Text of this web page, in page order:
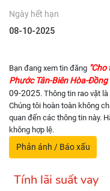
Ngày hết hạn
08-10-2025
Bạn đang xem tin đăng
Phước Tân-Biên Hòa-Đồng
09-2025. Thông tin rao vặt
Chúng tôi hoàn toàn không
quan đến các thông tin này.
không hợp lệ.
Phản ánh / Báo xấu
Tính lãi suất vay